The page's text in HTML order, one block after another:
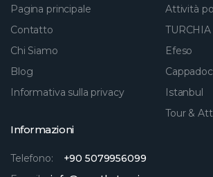
Pagina principale
Contatto
Chi Siamo
Blog
Informativa sulla privacy
Attività
TURCHIA
Efeso
Istanbul
Tour &
Informazioni
Telefono:
+90 5079956099